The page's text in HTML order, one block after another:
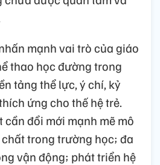
mạnh vai trò của giáo
thao học đường trong
tảng thể lực, ý chí, kỷ
ứng cho thế hệ trẻ.
cần đổi mới mạnh mẽ mô
trong trường học; đa
vận động; phát triển hệ